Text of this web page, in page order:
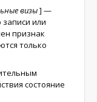
визы] —
или
признак
только
состояние